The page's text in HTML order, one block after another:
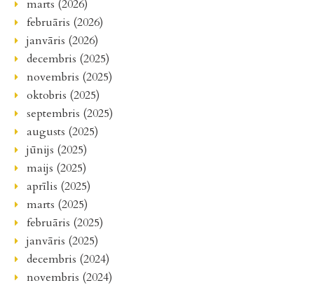
marts (2026)
februāris (2026)
janvāris (2026)
decembris (2025)
novembris (2025)
oktobris (2025)
septembris (2025)
augusts (2025)
jūnijs (2025)
maijs (2025)
aprīlis (2025)
marts (2025)
februāris (2025)
janvāris (2025)
decembris (2024)
novembris (2024)